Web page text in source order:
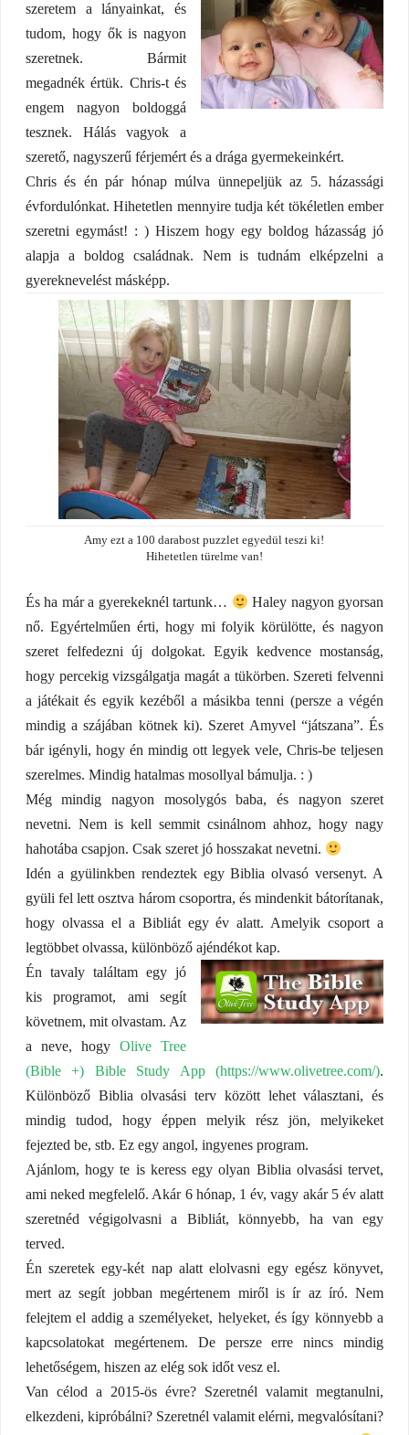
szeretem a lányainkat, és
tudom, hogy ők is nagyon
szeretnek. Bármit
megadnék értük. Chris-t és
engem nagyon boldoggá
tesznek. Hálás vagyok a
szerető, nagyszerű férjemért és a drága gyermekeinkért.
Chris és én pár hónap múlva ünnepeljük az 5. házassági
évfordulónkat. Hihetetlen mennyire tudja két tökéletlen ember
szeretni egymást! : ) Hiszem hogy egy boldog házasság jó
alapja a boldog családnak. Nem is tudnám elképzelni a
gyereknevelést másképp.
Amy ezt a 100 darabost puzzlet egyedül teszi ki!
Hihetetlen türelme van!
És ha már a gyerekeknél tartunk…
Haley nagyon gyorsan
nő. Egyértelműen érti, hogy mi folyik körülötte, és nagyon
szeret felfedezni új dolgokat. Egyik kedvence mostanság,
hogy percekig vizsgálgatja magát a tükörben. Szereti felvenni
a játékait és egyik kezéből a másikba tenni (persze a végén
mindig a szájában kötnek ki). Szeret Amyvel “játszana”. És
bár igényli, hogy én mindig ott legyek vele, Chris-be teljesen
szerelmes. Mindig hatalmas mosollyal bámulja. : )
Még mindig nagyon mosolygós baba, és nagyon szeret
nevetni. Nem is kell semmit csinálnom ahhoz, hogy nagy
hahotába csapjon. Csak szeret jó hosszakat nevetni.
Idén a gyülinkben rendeztek egy Biblia olvasó versenyt. A
gyüli fel lett osztva három csoportra, és mindenkit bátorítanak,
hogy olvassa el a Bibliát egy év alatt. Amelyik csoport a
legtöbbet olvassa, különböző ajéndékot kap.
Én tavaly találtam egy jó
kis programot, ami segít
követnem, mit olvastam. Az
a neve, hogyOlive Tree
(Bible +) Bible Study App (https://www.olivetree.com/).
Különböző Biblia olvasási terv között lehet választani, és
mindig tudod, hogy éppen melyik rész jön, melyikeket
fejezted be, stb. Ez egy angol, ingyenes program.
Ajánlom, hogy te is keress egy olyan Biblia olvasási tervet,
ami neked megfelelő. Akár 6 hónap, 1 év, vagy akár 5 év alatt
szeretnéd végigolvasni a Bibliát, könnyebb, ha van egy
terved.
Én szeretek egy-két nap alatt elolvasni egy egész könyvet,
mert az segít jobban megértenem miről is ír az író. Nem
felejtem el addig a személyeket, helyeket, és így könnyebb a
kapcsolatokat megértenem. De persze erre nincs mindig
lehetőségem, hiszen az elég sok időt vesz el.
Van célod a 2015-ös évre? Szeretnél valamit megtanulni,
elkezdeni, kipróbálni? Szeretnél valamit elérni, megvalósítani?